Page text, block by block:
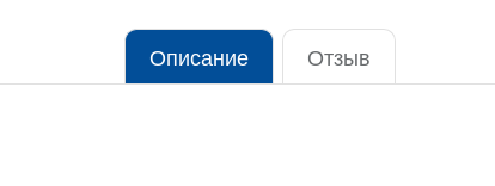
Описание Отзыв